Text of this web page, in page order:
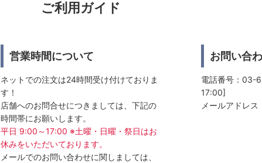
ご利用ガイド
営業時間について
ネットでの注文は24時間受け付けておりま
す！
店舗へのお問合せにつきましては、下記の
時間帯にお願いします。
平日 9:00～17:00 ※土曜・日曜・祭日はお
休みをいただいております。
メールでのお問い合わせに関しましては、
お問い合
電話番号：03-
17:00]
メールアドレス